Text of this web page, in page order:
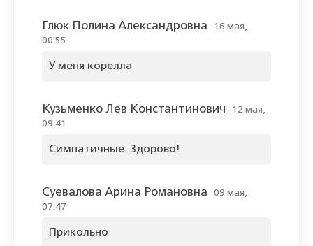
Глюк Полина Александровна
16 мая,
00:55
У меня корелла
Кузьменко Лев Константинович
12 мая,
09:41
Симпатичные. Здорово!
Суевалова Арина Романовна
09 мая,
07:47
Прикольно